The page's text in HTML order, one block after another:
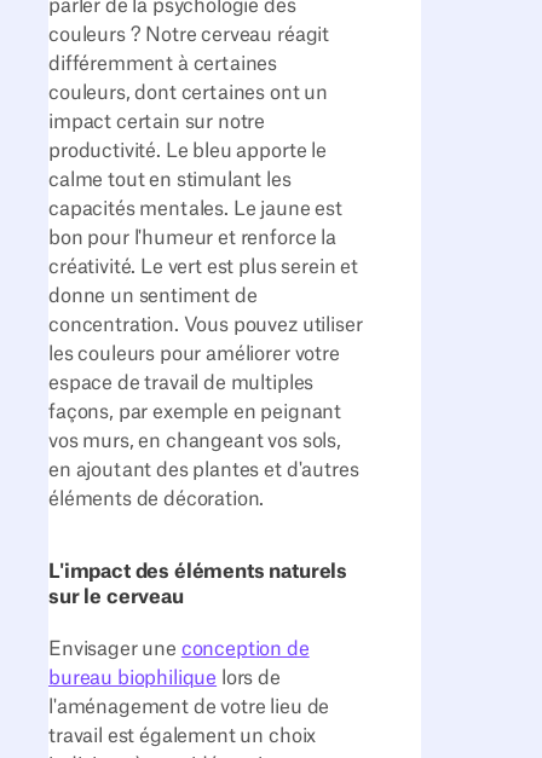
parler de la psychologie des
couleurs ? Notre cerveau réagit
différemment à certaines
couleurs, dont certaines ont un
impact certain sur notre
productivité. Le bleu apporte le
calme tout en stimulant les
capacités mentales. Le jaune est
bon pour l'humeur et renforce la
créativité. Le vert est plus serein et
donne un sentiment de
concentration. Vous pouvez utiliser
les couleurs pour améliorer votre
espace de travail de multiples
façons, par exemple en peignant
vos murs, en changeant vos sols,
en ajoutant des plantes et d'autres
éléments de décoration.
L'impact des éléments naturels
sur le cerveau
Envisager une conception de
bureau biophilique lors de
l'aménagement de votre lieu de
travail est également un choix